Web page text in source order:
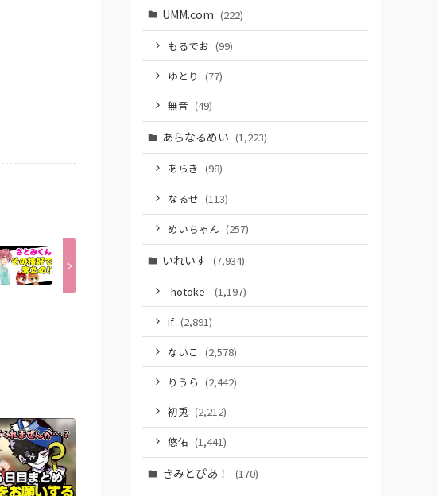
UMM.com (222)
もるでお (99)
ゆとり (77)
無音 (49)
あらなるめい (1,223)
あらき (98)
なるせ (113)
めいちゃん (257)
いれいす (7,934)
-hotoke- (1,197)
if (2,891)
ないこ (2,578)
りうら (2,442)
初兎 (2,212)
悠佑 (1,441)
きみとぴあ！ (170)